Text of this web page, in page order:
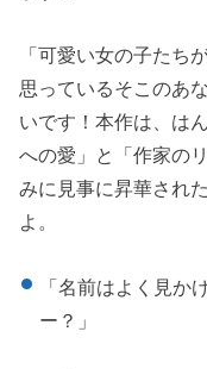
「可愛い女の子たち
思っているそこのあ
いです！本作は、は
への愛」と「作家の
みに見事に昇華され
よ。
「名前はよく見か
ー？」